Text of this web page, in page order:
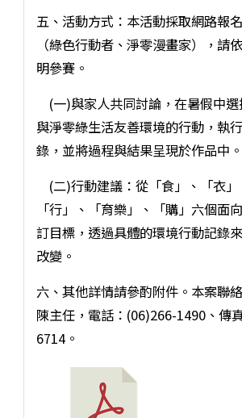
五、活動方式：本活動採取網路報
（綠色行動者、淨零漫畫家），請
明參賽。
(一)與家人共同討論，在暑假中
與淨零綠生活友善環境的行動，執
錄，並將過程與結果呈現於作品中。
(二)行動建議：從「食」、「衣」
「行」、「育樂」、「購」六個面
訂目標，透過具體的環境行動記錄
改變。
六、其他詳情請參酌附件。本案聯
陳主任，電話：(06)266-1490、傳
6714。